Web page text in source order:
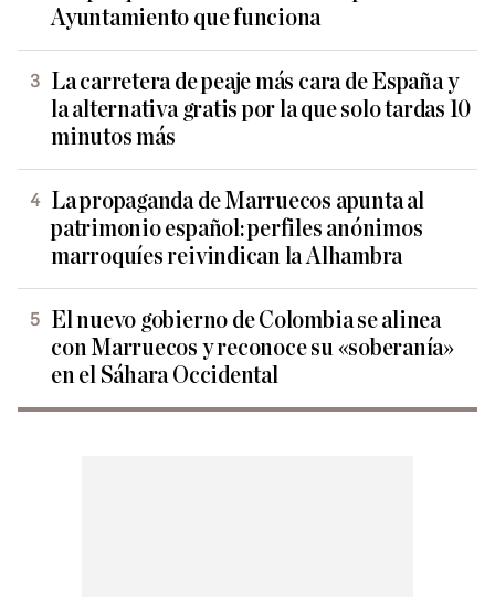
Ayuntamiento que funciona
La carretera de peaje más cara de España y
la alternativa gratis por la que solo tardas 10
minutos más
La propaganda de Marruecos apunta al
patrimonio español: perfiles anónimos
marroquíes reivindican la Alhambra
El nuevo gobierno de Colombia se alinea
con Marruecos y reconoce su «soberanía»
en el Sáhara Occidental